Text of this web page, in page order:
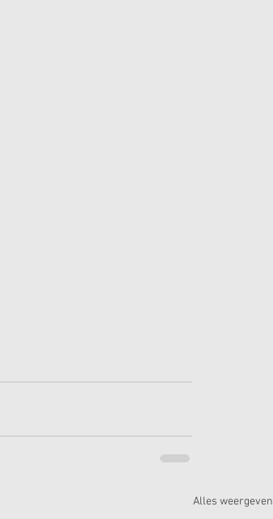
Alles weergeven